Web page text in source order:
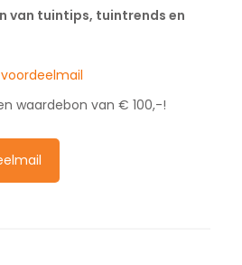
van tuintips, tuintrends en
waardebon van € 100,-!